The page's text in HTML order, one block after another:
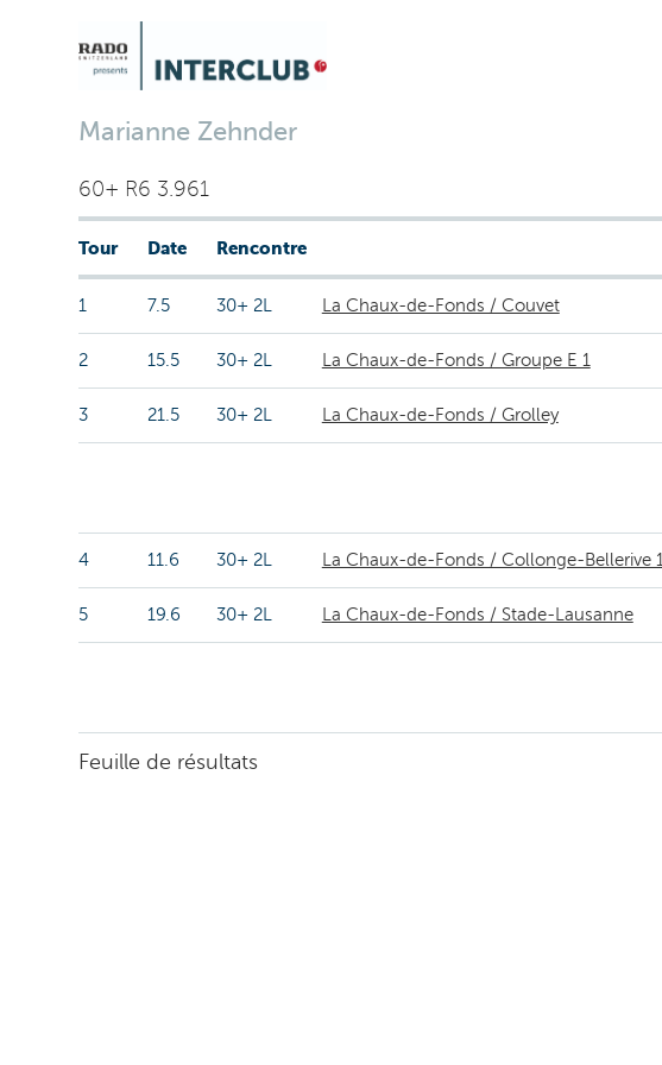
Marianne Zehnder
60+ R6 3.961
Tour Date Rencontre
1 7.5 30+ 2L La Chaux-de-Fonds / Couvet
2 15.5 30+ 2L La Chaux-de-Fonds / Groupe E 1
3 21.5 30+ 2L La Chaux-de-Fonds / Grolley
4 11.6 30+ 2L La Chaux-de-Fonds / Collonge-Bellerive 1
5 19.6 30+ 2L La Chaux-de-Fonds / Stade-Lausanne
Feuille de résultats